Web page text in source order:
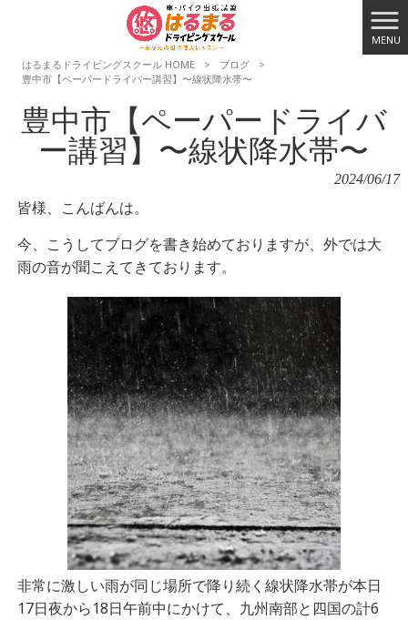
MENU
はるまるドライビングスクール HOME
> ブログ
>
豊中市【ペーパードライバー講習】〜線状降水帯〜
豊中市【ペーパードライバ
ー講習】〜線状降水帯〜
2024/06/17
皆様、こんばんは。
今、こうしてブログを書き始めておりますが、外では大
雨の音が聞こえてきております。
非常に激しい雨が同じ場所で降り続く線状降水帯が本日
17日夜から18日午前中にかけて、九州南部と四国の計6